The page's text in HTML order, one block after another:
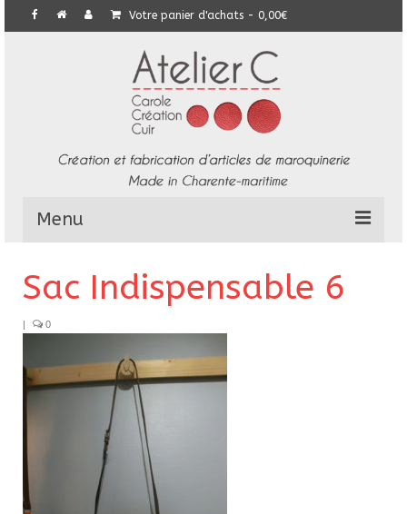
Votre panier d'achats - 0,00€
Menu
E-Boutique
Pour acheter
Sac Indispensable 6
| 0